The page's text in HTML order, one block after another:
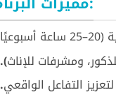
ومشرفات للإناث).
التفاعل الواقعي.